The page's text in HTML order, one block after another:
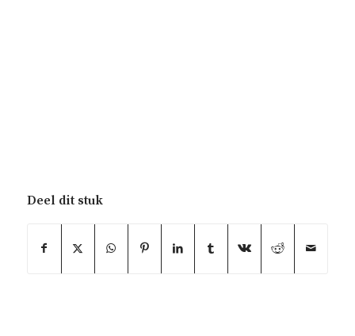
Deel dit stuk